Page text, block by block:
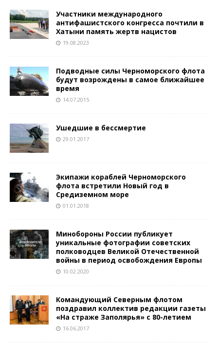
Участники международного
антифашистского конгресса почтили в
Хатыни память жертв нацистов
19.08.2023
Подводные силы Черноморского флота
будут возрождены в самое ближайшее
время
14.07.2015
Ушедшие в бессмертие
29.01.2017
Экипажи кораблей Черноморского
флота встретили Новый год в
Средиземном море
01.01.2018
Минобороны России публикует
уникальные фотографии советских
полководцев Великой Отечественной
войны в период освобождения Европы
10.02.2020
Командующий Северным флотом
поздравил коллектив редакции газеты
«На страже Заполярья» с 80-летием
16.06.2017